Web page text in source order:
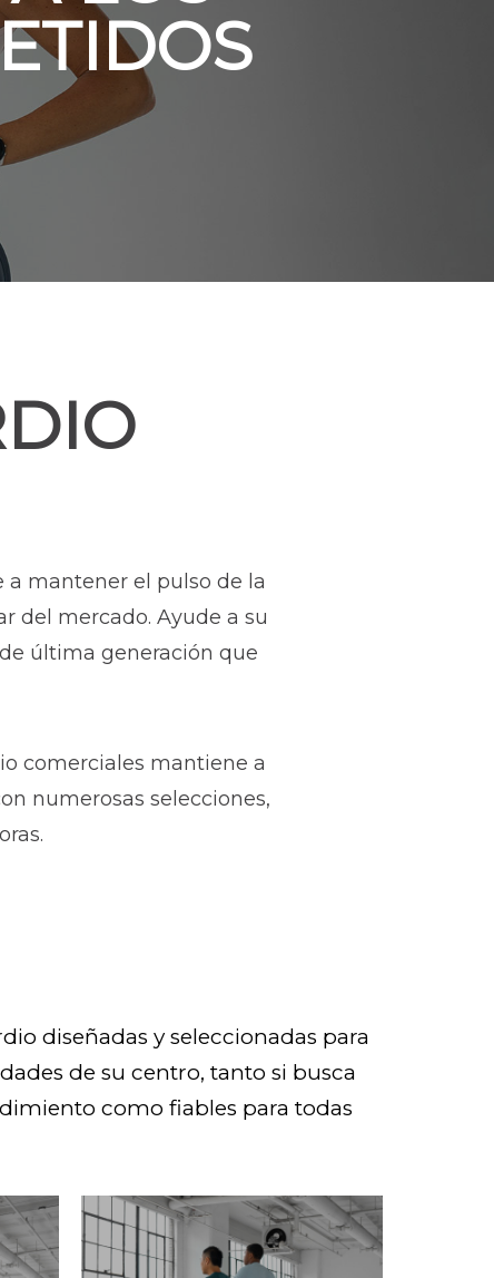
mantener el pulso de la
del mercado. Ayude a su
última generación que
comerciales mantiene a
numerosas selecciones,
diseñadas y seleccionadas para
de su centro, tanto si busca
como fiables para todas